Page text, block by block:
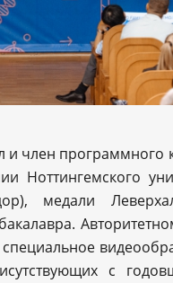
и член программного
медали
с